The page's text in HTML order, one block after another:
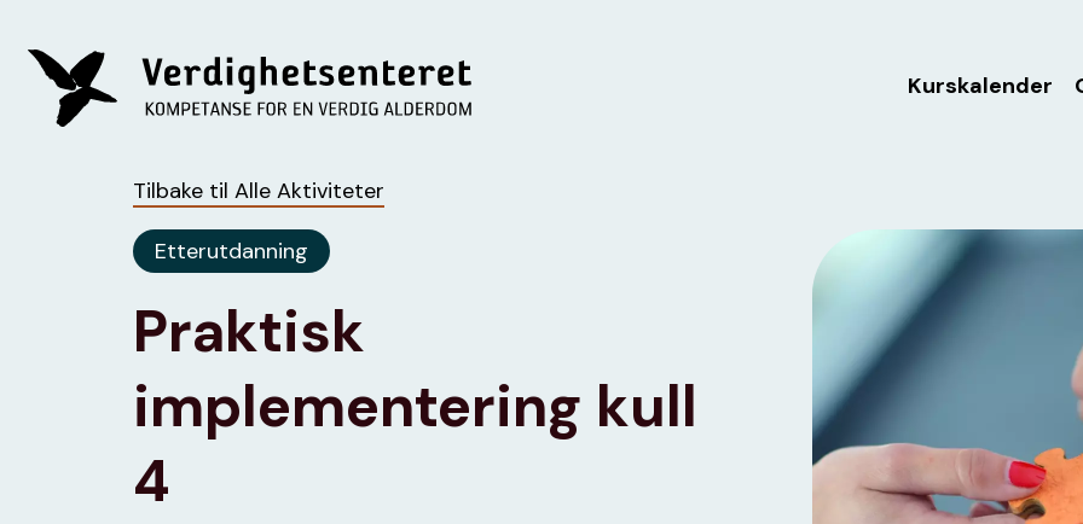
Kurskalender
Tilbake til Alle Aktiviteter
Etterutdanning
Praktisk
implementering kull
4